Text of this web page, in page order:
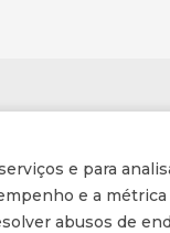
e para
e a métrica
abusos de
Newsletter